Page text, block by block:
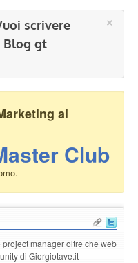
×
scrivere
Blog gt
ai
Club
project manager oltre che web
di Giorgiotave.it